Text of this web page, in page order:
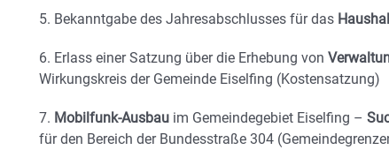
5. Bekanntgabe des Jahresabschlusses für das
6. Erlass einer Satzung über die Erhebung von
Wirkungskreis der Gemeinde Eiselfing (Kostensatzung)
7. Mobilfunk-Ausbau im Gemeindegebiet Eiselfing –
für den Bereich der Bundesstraße 304